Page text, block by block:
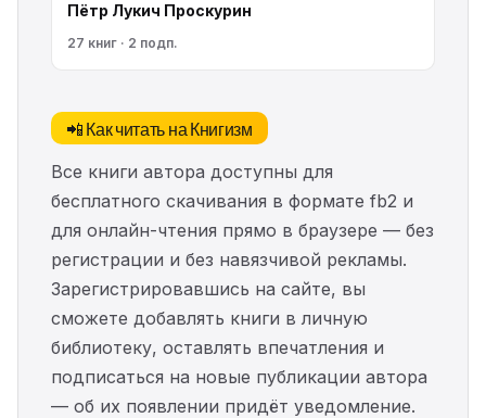
Пётр Лукич Проскурин
27 книг · 2 подп.
📲 Как читать на Книгизм
Все книги автора доступны для
бесплатного скачивания в формате fb2 и
для онлайн-чтения прямо в браузере — без
регистрации и без навязчивой рекламы.
Зарегистрировавшись на сайте, вы
сможете добавлять книги в личную
библиотеку, оставлять впечатления и
подписаться на новые публикации автора
— об их появлении придёт уведомление.